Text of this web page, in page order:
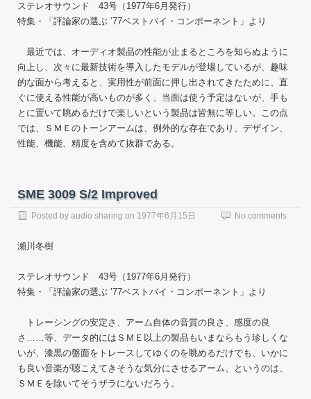
ステレオサウンド 43号（1977年6月発行）
特集・「評論家の選ぶ ’77ベストバイ・コンポーネント」より
最近では、オーディオ製品の性能が止まるところを知らぬように
向上し、次々に最新技術を導入したモデルが登場しているが、趣味
的な面から考えると、実用性が前面に押し出されてきたために、直
ぐに使える性能が高いものが多く、当面は使う予定はないが、手も
とに置いて眺めるだけで楽しいという製品は皆無に等しい。この点
では、ＳＭＥのトーンアームは、例外的な存在であり、デザイン、
性能、機能、精度を含めて抜群である。
SME 3009 S/2 Improved
Posted by audio sharing on 1977年6月15日 No comments
瀬川冬樹
ステレオサウンド 43号（1977年6月発行）
特集・「評論家の選ぶ ’77ベストバイ・コンポーネント」より
トレーシングの安定さ、アーム自体の音質の良さ、感度の良
さ……等、データ的にはＳＭＥ以上の製品もいまならもう珍しくな
いが、漆黒の盤面をトレースしてゆくのを眺めるだけでも、いかに
も良い音楽が聴こえてきそうな気分にさせるアーム、というのは、
ＳＭＥを除いてそうザラにないだろう。